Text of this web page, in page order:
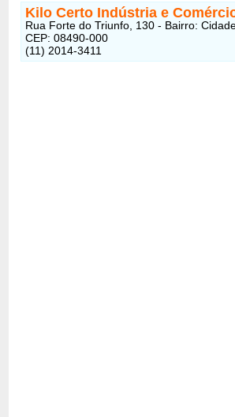
Kilo Certo Indústria e
Rua Forte do Triunfo, 130 - Bairro:
CEP: 08490-000
(11) 2014-3411